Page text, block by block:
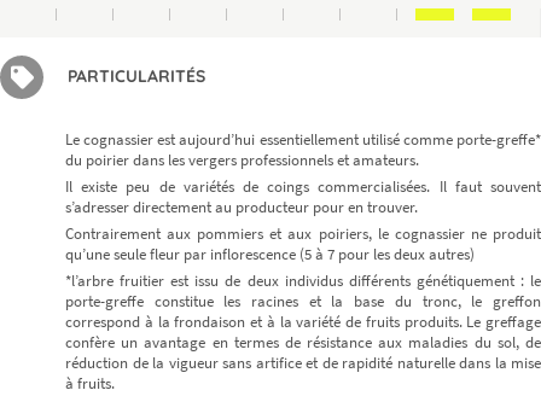
PARTICULARITÉS
Le cognassier est aujourd’hui essentiellement utilisé comme porte-greffe*
du poirier dans les vergers professionnels et amateurs.
Il existe peu de variétés de coings commercialisées. Il faut souvent
s’adresser directement au producteur pour en trouver.
Contrairement aux pommiers et aux poiriers, le cognassier ne produit
qu’une seule fleur par inflorescence (5 à 7 pour les deux autres)
*l’arbre fruitier est issu de deux individus différents génétiquement : le
porte-greffe constitue les racines et la base du tronc, le greffon
correspond à la frondaison et à la variété de fruits produits. Le greffage
confère un avantage en termes de résistance aux maladies du sol, de
réduction de la vigueur sans artifice et de rapidité naturelle dans la mise
à fruits.